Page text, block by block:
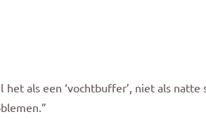
het als een ‘vochtbuffer’, niet als